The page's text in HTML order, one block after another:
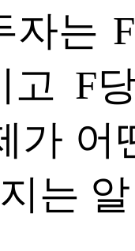
자는
고 F
가 어
는